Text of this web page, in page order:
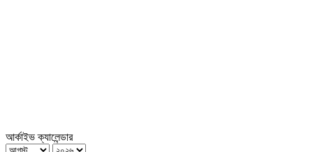
আর্কাইভ ক্যালেন্ডার